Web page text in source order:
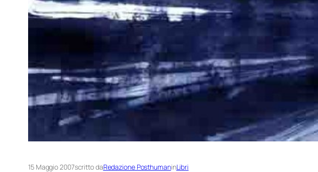
15 Maggio 2007scritto daRedazione PosthumaninLibri